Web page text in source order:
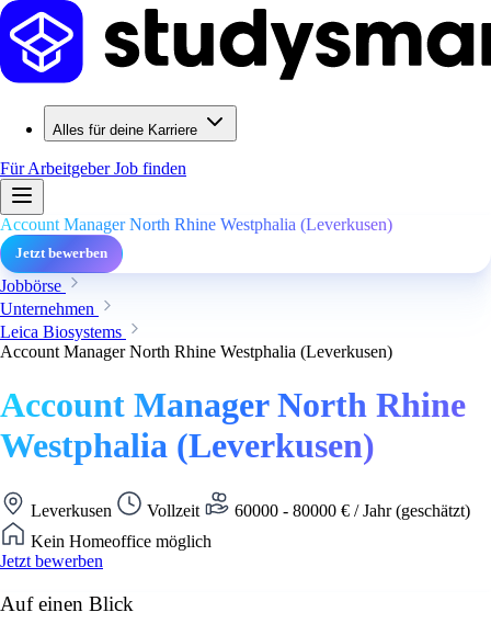
Alles für deine Karriere
Für ArbeitgeberJob finden
Account Manager North Rhine Westphalia (Leverkusen)
Jetzt bewerben
Jobbörse
Unternehmen
Leica Biosystems
Account Manager North Rhine Westphalia (Leverkusen)
Account Manager North Rhine
Westphalia (Leverkusen)
Leverkusen Vollzeit
60000 - 80000 € / Jahr (geschätzt)
Kein Homeoffice möglich
Jetzt bewerben
Auf einen Blick